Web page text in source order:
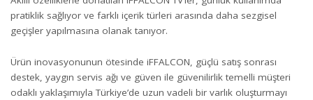
pratiklik sağlıyor ve farklı içerik türleri arasında daha sezgisel
geçişler yapılmasına olanak tanıyor.
Ürün inovasyonunun ötesinde iFFALCON, güçlü satış sonrası
destek, yaygın servis ağı ve güven ile güvenilirlik temelli müşteri
odaklı yaklaşımıyla Türkiye’de uzun vadeli bir varlık oluşturmayı